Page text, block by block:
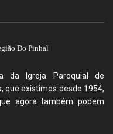
Do Pinhal
da Igreja Paroquial de
que existimos desde 1954,
agora também podem